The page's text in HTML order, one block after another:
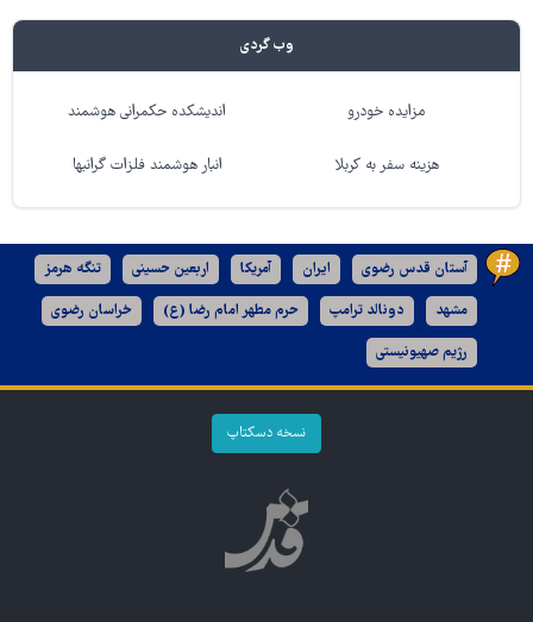
وب گردی
مزایده خودرو اندیشکده حکمرانی هوشمند
هزینه سفر به کربلا انبار هوشمند فلزات گرانبها
آستان قدس رضوی ایران آمریکا اربعین حسینی تنگه هرمز
مشهد دونالد ترامپ حرم مطهر امام رضا (ع) خراسان رضوی
رژیم صهیونیستی
نسخه دسکتاپ